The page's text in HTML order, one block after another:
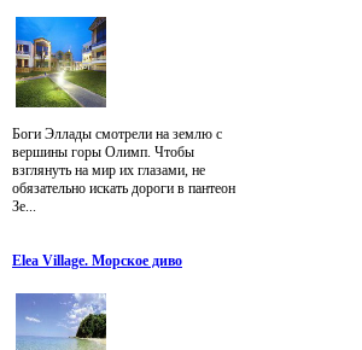
Боги Эллады смотрели на землю с
вершины горы Олимп. Чтобы
взглянуть на мир их глазами, не
обязательно искать дороги в пантеон
Зе...
Elea Village. Морское диво